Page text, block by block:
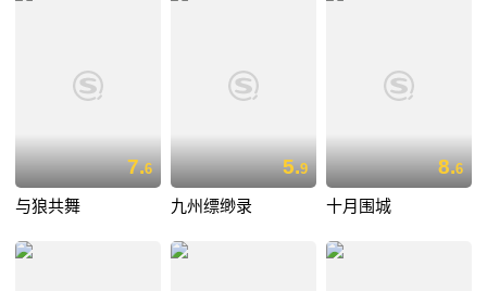
7.6
与狼共舞
5.9
九州缥缈录
8.6
十月围城